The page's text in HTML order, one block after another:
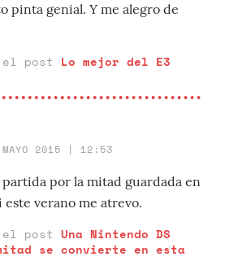
pinta genial. Y me alegro de
el post Lo mejor del E3
2015 | 12:53
partida por la mitad guardada en
este verano me atrevo.
el post Una Nintendo DS
se convierte en esta